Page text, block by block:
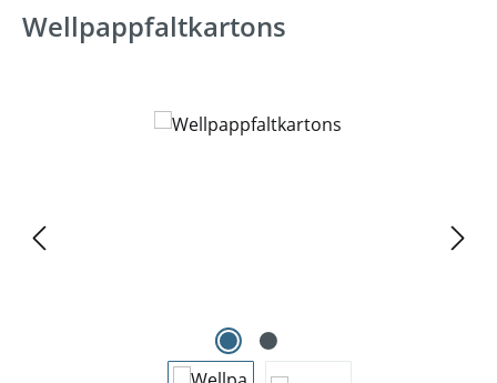
Wellpappfaltkartons
Afbeeldingengalerij overslaan